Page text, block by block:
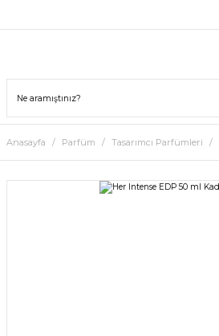
Anasayfa Parfüm Tasarımcı Parfümleri